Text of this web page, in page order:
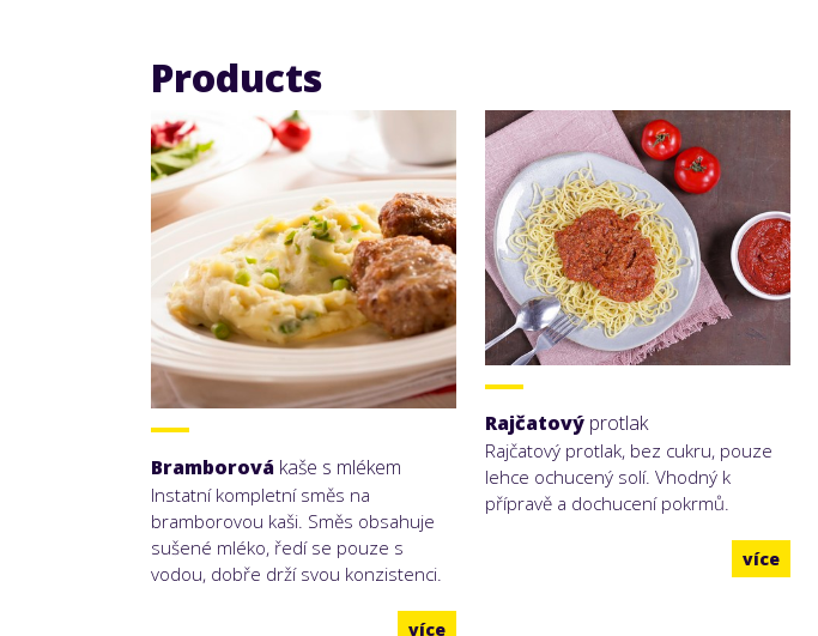
Products
Bramborová kaše s mlékem
Instatní kompletní směs na
bramborovou kaši. Směs obsahuje
sušené mléko, ředí se pouze s
vodou, dobře drží svou konzistenci.
více
Rajčatový protlak
Rajčatový protlak, bez cukru, pouze
lehce ochucený solí. Vhodný k
přípravě a dochucení pokrmů.
více